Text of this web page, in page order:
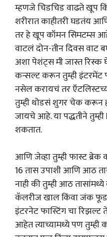
म्हणजे चिडचिड वाढते खूप
शरीरात काहीतरी घडतंय
तर हे खूप कॉमन सिमटम्स
वाटलं दोन-तीन दिवस वाट
अशा पेशंट्स मी जास्त रिस्क
कन्सल्ट करून तुम्ही
नसेल करायचं तर
तुम्ही थोडसं शुगर चेक करून
जायचे आहे. या पद्धतीने
शकतात.
आणि जेव्हा तुम्ही फास्ट
16 तास उपाशी आणि आठ
नाही की तुम्ही आठ
कॅलरीज खाल किंवा जंक
इंटरनेट फास्टिंग चा
आहेत त्याच्यामध्ये पण तुम्ही